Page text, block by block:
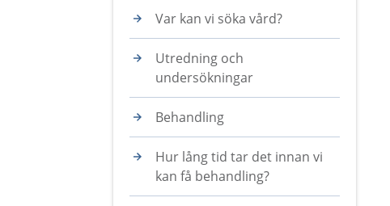
Var kan vi söka vård?
Utredning och
undersökningar
Behandling
Hur lång tid tar det innan vi
kan få behandling?